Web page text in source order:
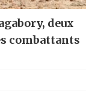
deux
combattants